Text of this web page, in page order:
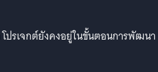
โปรเจกต์ยังคงอยู่ในขั้นตอนการพัฒนา